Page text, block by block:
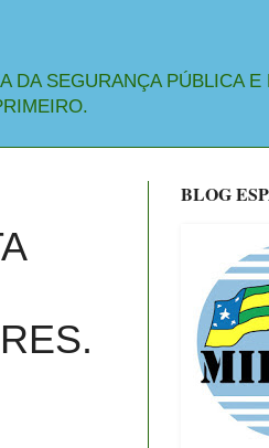
SEGURANÇA PÚBLICA
BLOG